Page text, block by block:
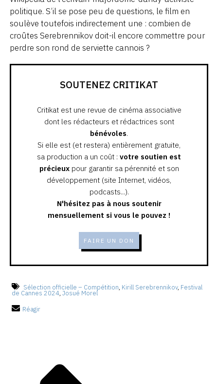
politique. S’il se pose peu de questions, le film en
soulève toutefois indirectement une : combien de
croûtes Serebrennikov doit-il encore commettre pour
perdre son rond de serviette cannois ?
SOUTENEZ CRITIKAT
Critikat est une revue de cinéma associative
dont les rédacteurs et rédactrices sont
bénévoles.
Si elle est (et restera) entièrement gratuite,
sa production a un coût : votre soutien est
précieuxpour garantir sa pérennité et son
développement (site Internet, vidéos,
podcasts...).
N'hésitez pas à nous soutenir
mensuellement si vous le pouvez !
FAIRE UN DON
Sélection officielle – Compétition, Kirill Serebrennikov, Festival
de Cannes 2024, Josué Morel
Réagir